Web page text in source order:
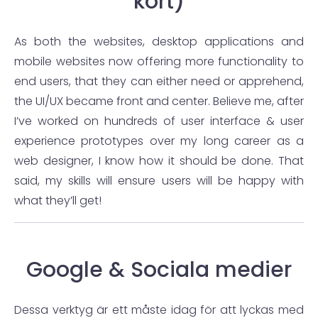
As both the websites, desktop applications and
mobile websites now offering more functionality to
end users, that they can either need or apprehend,
the UI/UX became front and center. Believe me, after
I’ve worked on hundreds of user interface & user
experience prototypes over my long career as a
web designer, I know how it should be done. That
said, my skills will ensure users will be happy with
what they’ll get!
Google & Sociala medier
Dessa verktyg är ett måste idag för att lyckas med